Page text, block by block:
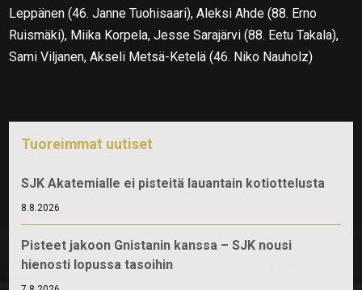
Leppänen (46. Janne Tuohisaari), Aleksi Ahde (88. Erno
Ruismäki), Miika Korpela, Jesse Sarajärvi (88. Eetu Takala),
Sami Viljanen, Akseli Metsä-Ketelä (46. Niko Nauholz)
Tuoreimmat uutiset
SJK Akatemialle ei pisteitä lauantain kotiottelusta
8.8.2026
Pisteet jakoon Gnistanin kanssa – SJK nousi
hienosti lopussa tasoihin